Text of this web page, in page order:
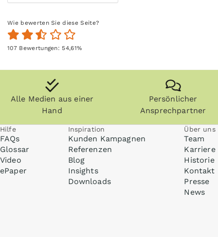
Wie bewerten Sie diese Seite?
107Bewertungen: 54,61%
Alle Medien aus einer
Hand
Persönlicher
Ansprechpartner
Hilfe
FAQs
Glossar
Video
ePaper
Inspiration
Kunden Kampagnen
Referenzen
Blog
Insights
Downloads
Über uns
Team
Karriere
Historie
Kontakt
Presse
News